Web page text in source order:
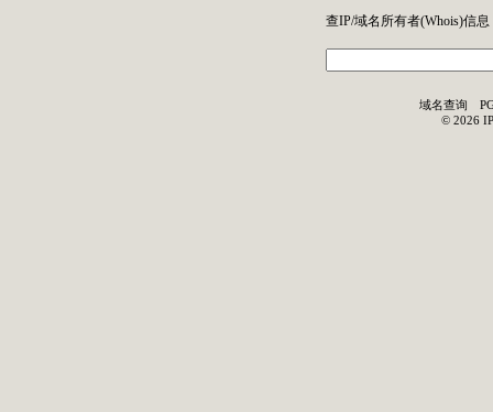
查IP/域名所有者(Whois)信息
域名查询
© 2026